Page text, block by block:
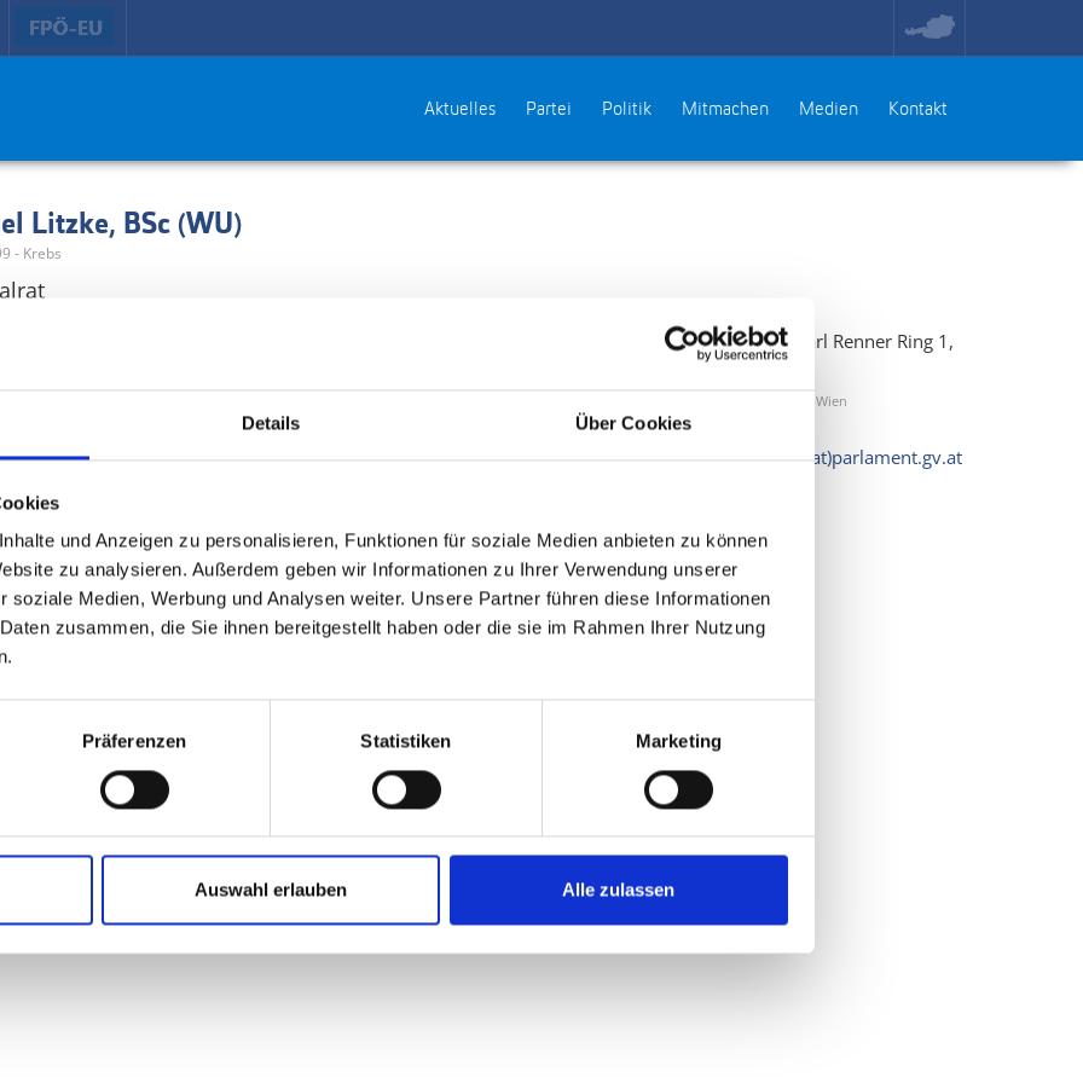
Details Über Cookies
und Anzeigen zu personalisieren, Funktionen für soziale Medien anbieten zu können
zu analysieren. Außerdem geben wir Informationen zu Ihrer Verwendung unserer
soziale Medien, Werbung und Analysen weiter. Unsere Partner führen diese Informationen
zusammen, die Sie ihnen bereitgestellt haben oder die sie im Rahmen Ihrer Nutzung
Präferenzen Statistiken Marketing
Auswahl erlauben Alle zulassen
toggle
region
menu
Aktuelles Partei Politik Mitmachen Medien Kontakt
Litzke, BSc (WU)
- Krebs
Parlamentsdirektion/Ulrike Wieser
zum Nationalrat seit 24.10.2024
Dr. Karl Renner Ring 1, 1010 Wien
manuel.litzke(at)parlament.gv.at
Instagram